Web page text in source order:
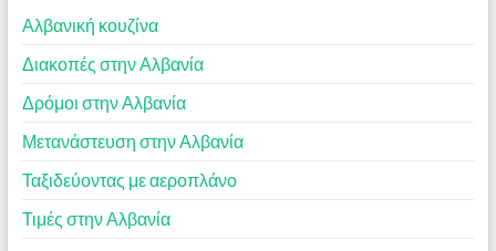
Αλβανική κουζίνα
Διακοπές στην Αλβανία
Δρόμοι στην Αλβανία
Μετανάστευση στην Αλβανία
Ταξιδεύοντας με αεροπλάνο
Τιμές στην Αλβανία